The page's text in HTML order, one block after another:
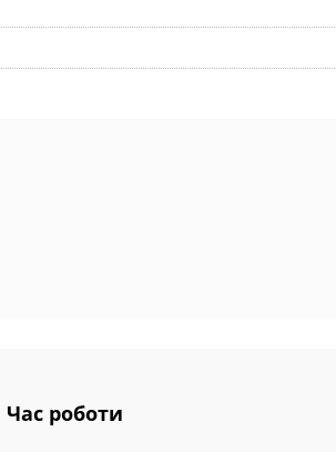
Час роботи